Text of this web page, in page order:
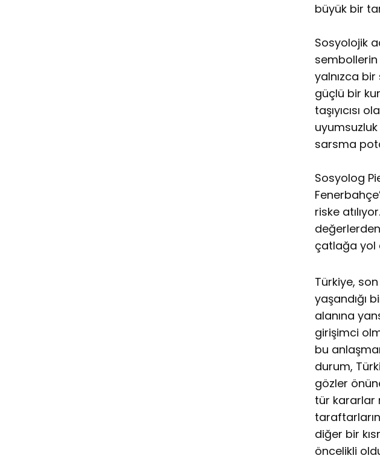
büyük bir
Sosyolojik
yalnızca
güçlü bir
taşıyıcısı
sarsma
Sosyolog
riske
çatlağa yol
Türkiye,
yaşandığı
alanına
girişimci
bu
durum,
gözler
tür kararlar
diğer bir
öncelikli